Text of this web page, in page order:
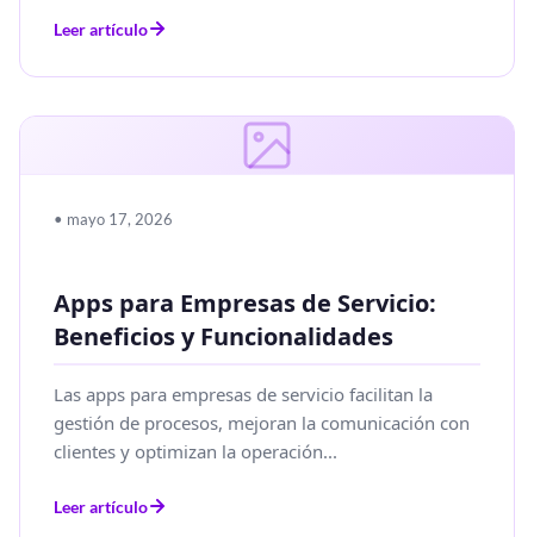
Leer artículo
• mayo 17, 2026
Apps para Empresas de Servicio:
Beneficios y Funcionalidades
Las apps para empresas de servicio facilitan la
gestión de procesos, mejoran la comunicación con
clientes y optimizan la operación...
Leer artículo